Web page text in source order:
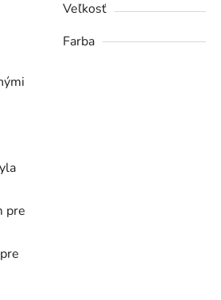
pre
Veľkosť
Farba